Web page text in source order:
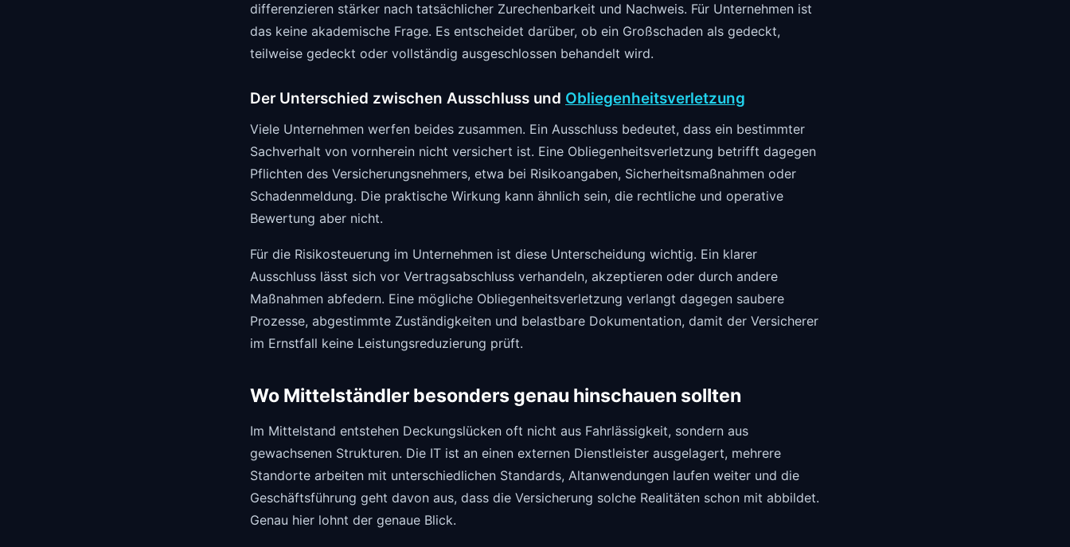
differenzieren stärker nach tatsächlicher Zurechenbarkeit und Nachweis. Für Unternehmen ist
das keine akademische Frage. Es entscheidet darüber, ob ein Großschaden als gedeckt,
teilweise gedeckt oder vollständig ausgeschlossen behandelt wird.
Der Unterschied zwischen Ausschluss und Obliegenheitsverletzung
Viele Unternehmen werfen beides zusammen. Ein Ausschluss bedeutet, dass ein bestimmter
Sachverhalt von vornherein nicht versichert ist. Eine Obliegenheitsverletzung betrifft dagegen
Pflichten des Versicherungsnehmers, etwa bei Risikoangaben, Sicherheitsmaßnahmen oder
Schadenmeldung. Die praktische Wirkung kann ähnlich sein, die rechtliche und operative
Bewertung aber nicht.
Für die Risikosteuerung im Unternehmen ist diese Unterscheidung wichtig. Ein klarer
Ausschluss lässt sich vor Vertragsabschluss verhandeln, akzeptieren oder durch andere
Maßnahmen abfedern. Eine mögliche Obliegenheitsverletzung verlangt dagegen saubere
Prozesse, abgestimmte Zuständigkeiten und belastbare Dokumentation, damit der Versicherer
im Ernstfall keine Leistungsreduzierung prüft.
Wo Mittelständler besonders genau hinschauen sollten
Im Mittelstand entstehen Deckungslücken oft nicht aus Fahrlässigkeit, sondern aus
gewachsenen Strukturen. Die IT ist an einen externen Dienstleister ausgelagert, mehrere
Standorte arbeiten mit unterschiedlichen Standards, Altanwendungen laufen weiter und die
Geschäftsführung geht davon aus, dass die Versicherung solche Realitäten schon mit abbildet.
Genau hier lohnt der genaue Blick.